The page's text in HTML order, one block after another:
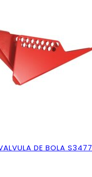
DE BOLA S3477